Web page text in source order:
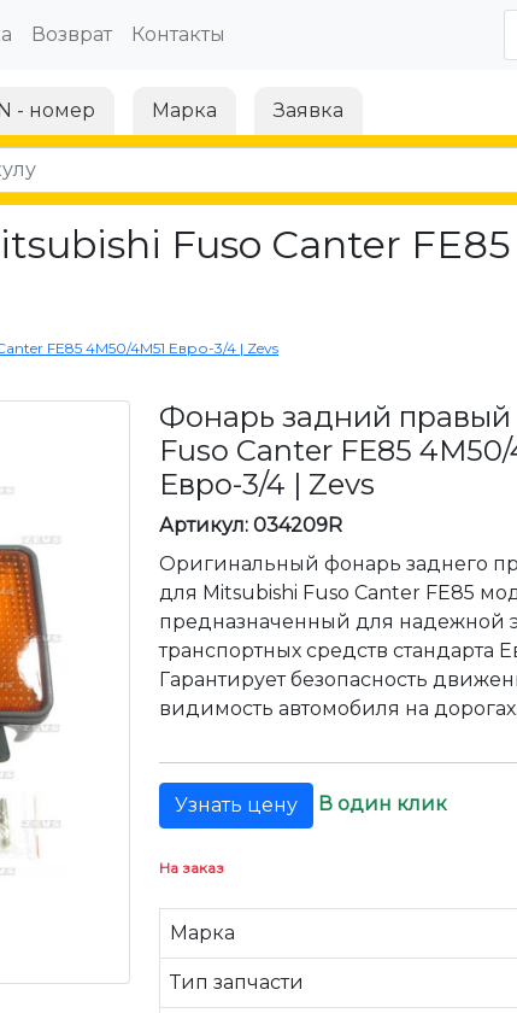
Возврат Контакты
- номер Марка Заявка
Fuso Canter FE85
FE85 4M50/4M51 Евро-3/4 | Zevs
Фонарь задний
Fuso Canter FE85 4M50/
Евро-3/4 | Zevs
Артикул: 034209R
Оригинальный фонарь заднего
для Mitsubishi Fuso Canter FE85
предназначенный для надежной
транспортных средств стандарта
Гарантирует безопасность
видимость автомобиля на дорогах.
Узнать цену В один клик
На заказ
Марка
Тип запчасти